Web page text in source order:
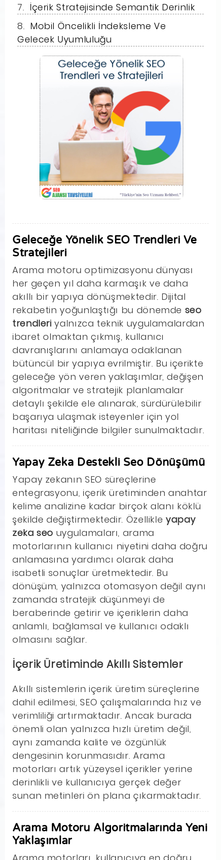
İçerik Stratejisinde Semantik Derinlik
Mobil Öncelikli İndeksleme Ve
Gelecek Uyumluluğu
Geleceğe Yönelik SEO Trendleri Ve
Stratejileri
Arama motoru optimizasyonu dünyası
her geçen yıl daha karmaşık ve daha
akıllı bir yapıya dönüşmektedir. Dijital
rekabetin yoğunlaştığı bu dönemde seo
trendleri yalnızca teknik uygulamalardan
ibaret olmaktan çıkmış, kullanıcı
davranışlarını anlamaya odaklanan
bütüncül bir yapıya evrilmiştir. Bu içerikte
geleceğe yön veren yaklaşımlar, değişen
algoritmalar ve stratejik planlamalar
detaylı şekilde ele alınarak, sürdürülebilir
başarıya ulaşmak isteyenler için yol
haritası niteliğinde bilgiler sunulmaktadır.
Yapay Zeka Destekli Seo Dönüşümü
Yapay zekanın SEO süreçlerine
entegrasyonu, içerik üretiminden anahtar
kelime analizine kadar birçok alanı köklü
şekilde değiştirmektedir. Özellikleyapay
zeka seo uygulamaları, arama
motorlarının kullanıcı niyetini daha doğru
anlamasına yardımcı olarak daha
isabetli sonuçlar üretmektedir. Bu
dönüşüm, yalnızca otomasyon değil aynı
zamanda stratejik düşünmeyi de
beraberinde getirir ve içeriklerin daha
anlamlı, bağlamsal ve kullanıcı odaklı
olmasını sağlar.
İçerik Üretiminde Akıllı Sistemler
Akıllı sistemlerin içerik üretim süreçlerine
dahil edilmesi, SEO çalışmalarında hız ve
verimliliği artırmaktadır. Ancak burada
önemli olan yalnızca hızlı üretim değil,
aynı zamanda kalite ve özgünlük
dengesinin korunmasıdır. Arama
motorları artık yüzeysel içerikler yerine
derinlikli ve kullanıcıya gerçek değer
sunan metinleri ön plana çıkarmaktadır.
Arama Motoru Algoritmalarında Yeni
Yaklaşımlar